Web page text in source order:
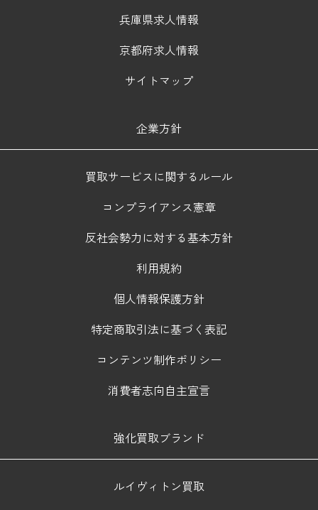
兵庫県求人情報
京都府求人情報
サイトマップ
企業方針
買取サービスに関するルール
コンプライアンス憲章
反社会勢力に対する基本方針
利用規約
個人情報保護方針
特定商取引法に基づく表記
コンテンツ制作ポリシー
消費者志向自主宣言
強化買取ブランド
ルイヴィトン買取